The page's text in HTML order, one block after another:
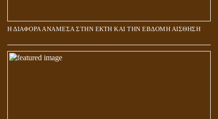
Η ΔΙΑΦΟΡΑ ΑΝΑΜΕΣΑ ΣΤΗΝ ΕΚΤΗ ΚΑΙ ΤΗΝ ΕΒΔΟΜΗ ΑΙΣΘΗΣΗ